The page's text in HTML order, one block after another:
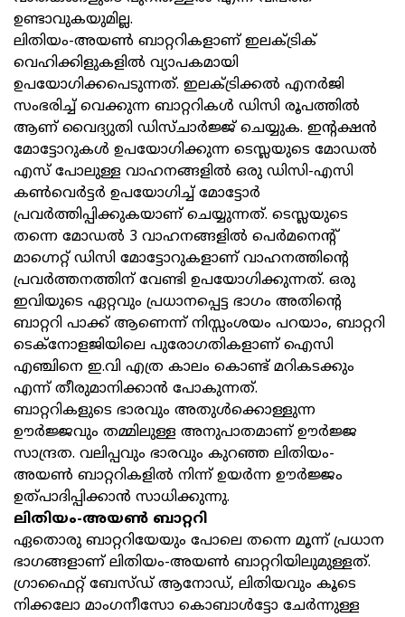
ഉണ്ടാവുകയുമില്ല.
ലിതിയം-അയൺ ബാറ്ററികളാണ് ഇലക്ട്രിക്
വെഹിക്കിളുകളിൽ വ്യാപകമായി
ഉപയോഗിക്കപെടുന്നത്. ഇലക്ട്രിക്കല്‍ എനർജി
സംഭരിച്ച് വെക്കുന്ന ബാറ്ററികൾ ഡിസി രൂപത്തില്‍
ആണ് വൈദ്യുതി ഡിസ്ചാര്‍ജ്ജ് ചെയ്യുക. ഇന്റക്ഷന്‍
മോട്ടോറുകള്‍ ഉപയോഗിക്കുന്ന ടെസ്ലയുടെ മോഡല്‍
എസ് പോലുള്ള വാഹനങ്ങളിൽ ഒരു ഡിസി-എസി
കണ്‍വെര്‍ട്ടര്‍ ഉപയോഗിച്ച് മോട്ടോര്‍
പ്രവര്‍ത്തിപ്പിക്കുകയാണ് ചെയ്യുന്നത്. ടെസ്ലയുടെ
തന്നെ മോഡൽ 3 വാഹനങ്ങളിൽ പെര്‍മനെന്റ്
മാഗ്നെറ്റ് ഡിസി മോട്ടോറുകളാണ് വാഹനത്തിന്റെ
പ്രവര്‍ത്തനത്തിന് വേണ്ടി ഉപയോഗിക്കുന്നത്. ഒരു
ഇവിയുടെ ഏറ്റവും പ്രധാനപ്പെട്ട ഭാഗം അതിന്റെ
ബാറ്ററി പാക്ക് ആണെന്ന് നിസ്സംശയം പറയാം, ബാറ്ററി
ടെക്‌നോളജിയിലെ പുരോഗതികളാണ് ഐസി
എഞ്ചിനെ ഇ.വി എത്ര കാലം കൊണ്ട് മറികടക്കും
എന്ന് തീരുമാനിക്കാൻ പോകുന്നത്.
ബാറ്ററികളുടെ ഭാരവും അതുള്‍ക്കൊള്ളുന്ന
ഊര്‍ജ്ജവും തമ്മിലുള്ള അനുപാതമാണ് ഊര്‍ജ്ജ
സാന്ദ്രത. വലിപ്പവും ഭാരവും കുറഞ്ഞ ലിതിയം-
അയൺ ബാറ്ററികളില്‍ നിന്ന് ഉയര്‍ന്ന ഊര്‍ജ്ജം
ഉത്പാദിപ്പിക്കാന്‍ സാധിക്കുന്നു.
ലിതിയം-അയൺ ബാറ്ററി
ഏതൊരു ബാറ്ററിയേയും പോലെ തന്നെ മൂന്ന് പ്രധാന
ഭാഗങ്ങളാണ് ലിതിയം-അയൺ ബാറ്ററിയിലുമുള്ളത്.
ഗ്രാഫൈറ്റ് ബേസ്ഡ് ആനോഡ്, ലിതിയവും കൂടെ
നിക്കലോ മാംഗനീസോ കൊബാള്‍ട്ടോ ചേര്‍ന്നുള്ള